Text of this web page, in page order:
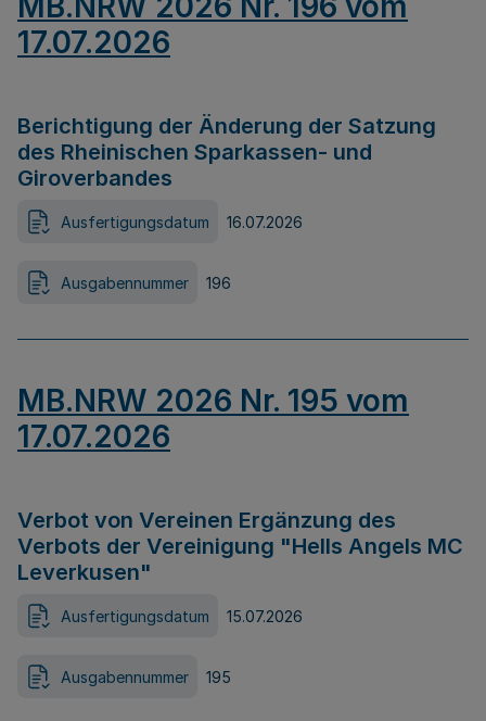
17.07.2026
Berichtigung der Änderung der Satzung
des Rheinischen Sparkassen- und
Giroverbandes
Ausfertigungsdatum 16.07.2026
Ausgabennummer 196
MB.NRW 2026 Nr. 195 vom
17.07.2026
Verbot von Vereinen Ergänzung des
Verbots der Vereinigung "Hells Angels MC
Leverkusen"
Ausfertigungsdatum 15.07.2026
Ausgabennummer 195